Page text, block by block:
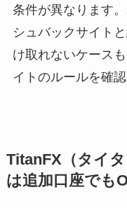
条件が異なります
シュバックサイト
け取れないケース
イトのルールを確
TitanFX（タイ
は追加口座でも